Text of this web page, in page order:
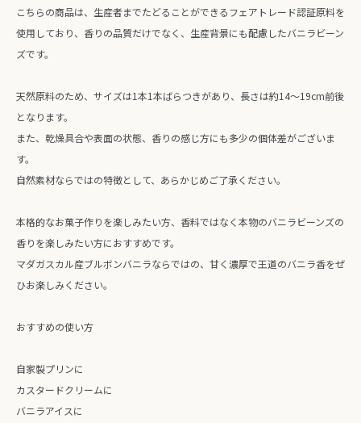
こちらの商品は、生産者までたどることができるフェアトレード認証原料を
使用しており、香りの品質だけでなく、生産背景にも配慮したバニラビーン
ズです。
天然原料のため、サイズは1本1本ばらつきがあり、長さは約14〜19cm前後
となります。
また、乾燥具合や表面の状態、香りの感じ方にも多少の個体差がございま
す。
自然素材ならではの特徴として、あらかじめご了承ください。
本格的なお菓子作りを楽しみたい方、香料ではなく本物のバニラビーンズの
香りを楽しみたい方におすすめです。
マダガスカル産ブルボンバニラならではの、甘く濃厚で王道のバニラ香をぜ
ひお楽しみください。
おすすめの使い方
自家製プリンに
カスタードクリームに
バニラアイスに